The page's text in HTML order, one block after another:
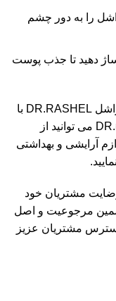
را به دور چشم
دهید تا جذب پوست
برای تهیه سرم دور چشم ویتامین C دکتر راشل DR.RASHEL با
می توانید از
آرایشی و بهداشتی
مشتریان خود
مرجوعیت و اصل
مشتریان عزیز